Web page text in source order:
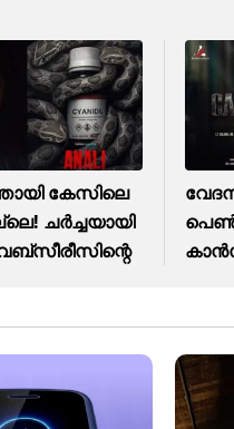
കേസിലെ
ചർച്ചയായി